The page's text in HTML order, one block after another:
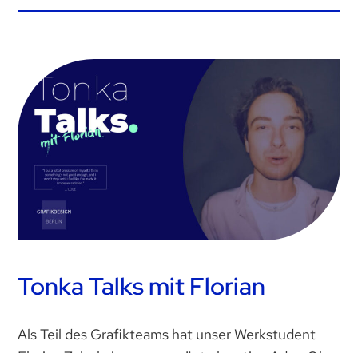
Tonka Talks mit Florian
Als Teil des Grafikteams hat unser Werkstudent